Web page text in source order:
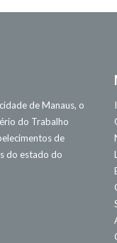
de Manaus, o
do Trabalho
de
do estado do